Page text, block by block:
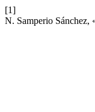
[1]
N. Samperio Sánchez,